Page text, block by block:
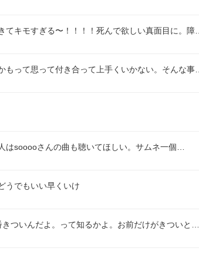
てキモすぎる〜！！！！死んで欲しい真面目に。障…
もって思って付き合って上手くいかない。そんな事…
はsooooさんの曲も聴いてほしい。サムネ一個…
うでもいい早くいけ
ついんだよ。って知るかよ。お前だけがきついと…